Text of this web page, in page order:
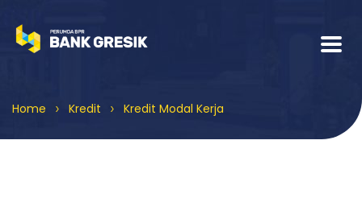
Home > Kredit > Kredit Modal Kerja